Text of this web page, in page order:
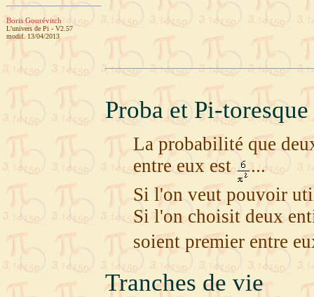
Boris Gourévitch
L'univers de Pi - V2.57
modif. 13/04/2013
Proba et Pi-
La probabilité que
entre eux est
...
Si l'on veut pouvoir
Si l'on choisit deux
soient premier entre
Tranches de vie